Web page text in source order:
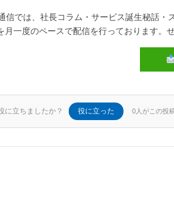
信では、社長コラム・サービス誕生秘話
月一度のペースで配信を行っております。
に立ちましたか？ 役に立った 0人がこの投